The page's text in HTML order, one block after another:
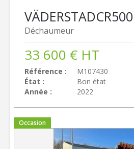
Déchaumeur
VÄDERSTADCR500
Référence
M107430
État
Bon état
Année
2022
33 600 € HT
Occasion